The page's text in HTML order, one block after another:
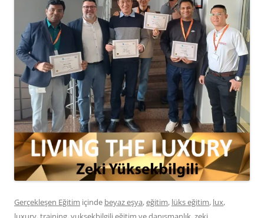
Gerçekleşen Eğitim içinde beyaz eşya,eğitim, lüks eğitim, lux,